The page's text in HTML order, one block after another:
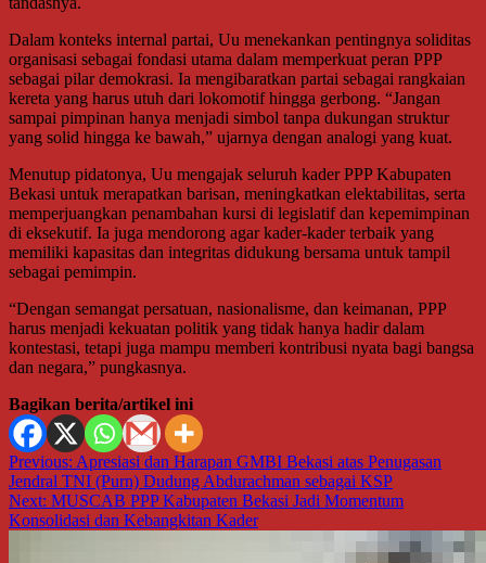
Dalam konteks internal partai, Uu menekankan pentingnya soliditas
organisasi sebagai fondasi utama dalam memperkuat peran PPP
sebagai pilar demokrasi. Ia mengibaratkan partai sebagai rangkaian
kereta yang harus utuh dari lokomotif hingga gerbong. “Jangan
sampai pimpinan hanya menjadi simbol tanpa dukungan struktur
yang solid hingga ke bawah,” ujarnya dengan analogi yang kuat.
Menutup pidatonya, Uu mengajak seluruh kader PPP Kabupaten
Bekasi untuk merapatkan barisan, meningkatkan elektabilitas, serta
memperjuangkan penambahan kursi di legislatif dan kepemimpinan
di eksekutif. Ia juga mendorong agar kader-kader terbaik yang
memiliki kapasitas dan integritas didukung bersama untuk tampil
sebagai pemimpin.
“Dengan semangat persatuan, nasionalisme, dan keimanan, PPP
harus menjadi kekuatan politik yang tidak hanya hadir dalam
kontestasi, tetapi juga mampu memberi kontribusi nyata bagi bangsa
dan negara,” pungkasnya.
Bagikan berita/artikel ini
Navigasi
pos
Previous: Apresiasi dan Harapan GMBI Bekasi atas Penugasan
Jendral TNI (Purn) Dudung Abdurachman sebagai KSP
Next: MUSCAB PPP Kabupaten Bekasi Jadi Momentum
Konsolidasi dan Kebangkitan Kader